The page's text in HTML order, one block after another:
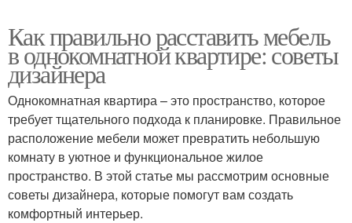
Как правильно расставить мебель
в однокомнатной квартире: советы
дизайнера
Однокомнатная квартира – это пространство, которое
требует тщательного подхода к планировке. Правильное
расположение мебели может превратить небольшую
комнату в уютное и функциональное жилое
пространство. В этой статье мы рассмотрим основные
советы дизайнера, которые помогут вам создать
комфортный интерьер.